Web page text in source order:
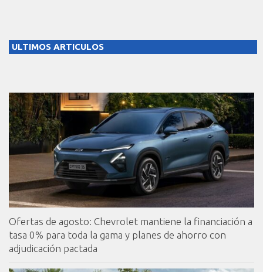
ULTIMOS ARTICULOS
Ofertas de agosto: Chevrolet mantiene la financiación a
tasa 0% para toda la gama y planes de ahorro con
adjudicación pactada